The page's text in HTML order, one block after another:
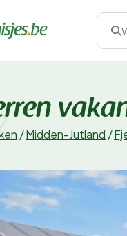
/Midden-Jutland /